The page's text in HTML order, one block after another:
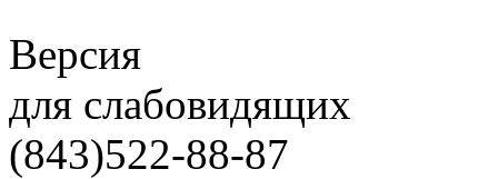
Версия
для слабовидящих
(843)522-88-87